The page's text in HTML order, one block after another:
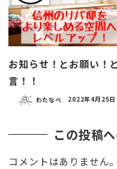
お知らせ！とお願い！
言！！
わたなべ 2022年4月25日
この投稿
コメントはありません。